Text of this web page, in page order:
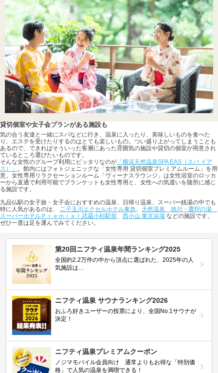
貸切個室や女子会プランがある施設も
気の合う友達と一緒にスパなどに行き、温泉に入ったり、美味しいものを食べた
り、エステを受けたりするのはとても楽しいもの。つい盛り上がってしまうことも
あるので、できればそういった客層にあった雰囲気の施設や貸切の個室が用意され
ているところ選びたいものです。
そんな女性のグループ利用にピッタリなのが 「横浜天然温泉SPA EAS（スパ イア
ス）」 。館内にはフォトジェニックな「女性専用 貸切個室プレミアムルーム」を用
意。女性専用リラクセーションルーム「ヴィーナスラウンジ」は女性浴室のロッカ
ーから直通で利用可能でブランケットも女性専用と、女性への気遣いを随所に感じ
る施設です。
九品仏駅の女子旅・女子会におすすめの温泉、日帰り温泉、スーパー銭湯の中でも
特に人気があるのは、 二子玉川エクセルホテル東急、 天然温泉 徳川・鷹狩の湯
スーパーホテルＰｒｅｍｉｅｒ武蔵小杉駅前、 西小山 東京浴場 などの施設です。
ぜひ一度は足を運んでみてください。
第20回ニフティ温泉年間ランキング2025
全国約2.2万件の中から頂点に選ばれた、2025年の人
気施設は…
ニフティ温泉 サウナランキング2026
おふろ好きユーザーの投票により、全国No.1サウナが
決定！
ニフティ温泉プレミアムクーポン
ノジマモバイル会員向け 通常よりもお得な「特別価
格」で人気の温泉を満喫できる！